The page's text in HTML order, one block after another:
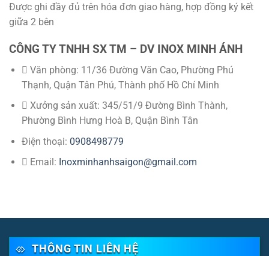
Được ghi đầy đủ trên hóa đơn giao hàng, hợp đồng ký kết
giữa 2 bên
CÔNG TY TNHH SX TM – DV INOX MINH ÁNH
Văn phòng: 11/36 Đường Văn Cao, Phường Phú
Thạnh, Quận Tân Phú, Thành phố Hồ Chí Minh
Xưởng sản xuất: 345/51/9 Đường Bình Thành,
Phường Bình Hưng Hoà B, Quận Bình Tân
Điện thoại: 0908498779
Email: Inoxminhanhsaigon@gmail.com
THÔNG TIN LIÊN HỆ